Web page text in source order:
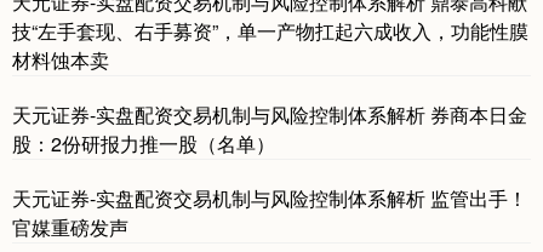
技“左手套现、右手募资”，单一产物扛起六成收入，功能性膜
材料蚀本卖
天元证券-实盘配资交易机制与风险控制体系解析 券商本日金
股：2份研报力推一股（名单）
天元证券-实盘配资交易机制与风险控制体系解析 监管出手！
官媒重磅发声